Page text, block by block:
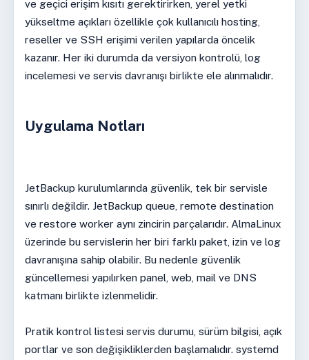
ve geçici erişim kısıtı gerektirirken, yerel yetki
yükseltme açıkları özellikle çok kullanıcılı hosting,
reseller ve SSH erişimi verilen yapılarda öncelik
kazanır. Her iki durumda da versiyon kontrolü, log
incelemesi ve servis davranışı birlikte ele alınmalıdır.
Uygulama Notları
JetBackup kurulumlarında güvenlik, tek bir servisle
sınırlı değildir. JetBackup queue, remote destination
ve restore worker aynı zincirin parçalarıdır. AlmaLinux
üzerinde bu servislerin her biri farklı paket, izin ve log
davranışına sahip olabilir. Bu nedenle güvenlik
güncellemesi yapılırken panel, web, mail ve DNS
katmanı birlikte izlenmelidir.
Pratik kontrol listesi servis durumu, sürüm bilgisi, açık
portlar ve son değişikliklerden başlamalıdır. systemd